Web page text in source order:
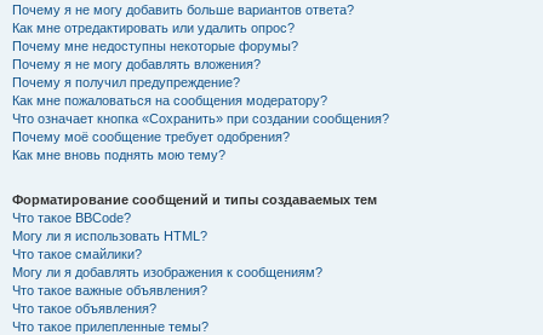
Почему я не могу добавить больше вариантов ответа?
Как мне отредактировать или удалить опрос?
Почему мне недоступны некоторые форумы?
Почему я не могу добавлять вложения?
Почему я получил предупреждение?
Как мне пожаловаться на сообщения модератору?
Что означает кнопка «Сохранить» при создании сообщения?
Почему моё сообщение требует одобрения?
Как мне вновь поднять мою тему?
Форматирование сообщений и типы создаваемых тем
Что такое BBCode?
Могу ли я использовать HTML?
Что такое смайлики?
Могу ли я добавлять изображения к сообщениям?
Что такое важные объявления?
Что такое объявления?
Что такое прилепленные темы?